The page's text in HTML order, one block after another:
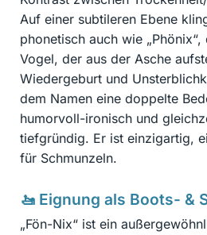
Auf einer subtileren Ebene
phonetisch auch wie
Vogel, der aus der Asche
Wiedergeburt und
dem Namen eine doppelte
humorvoll-ironisch und
tiefgründig. Er ist einzigartig,
für Schmunzeln.
🚤 Eignung als Boots- &
„Fön-Nix“ ist ein